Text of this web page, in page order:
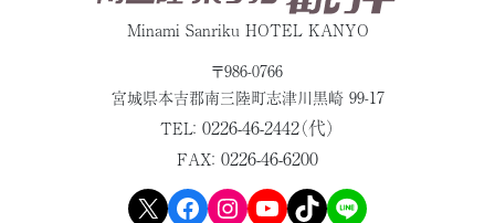
Minami Sanriku HOTEL KANYO
〒986-0766
宮城県本吉郡南三陸町志津川黒崎 99-17
TEL： 0226-46-2442（代）
FAX： 0226-46-6200
X Facebook Instagram YouTube TikTok LINE